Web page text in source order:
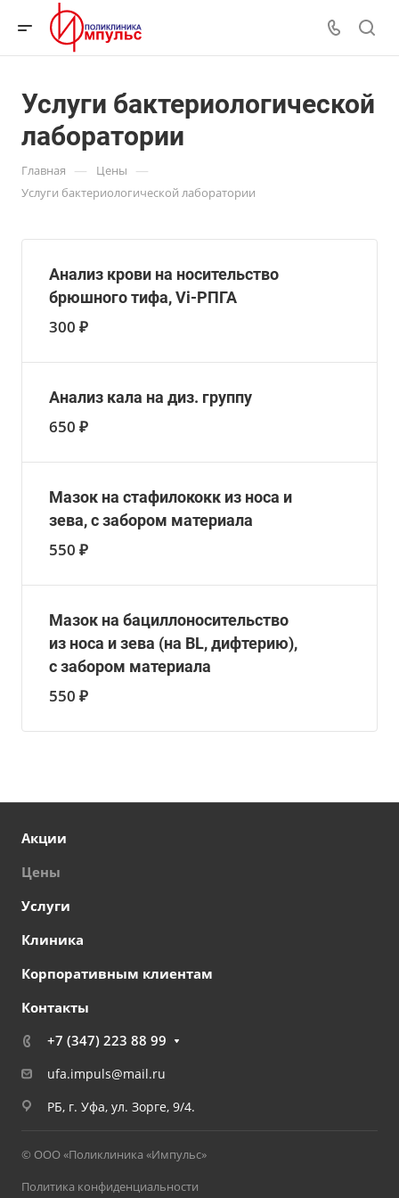
Услуги бактериологической
лаборатории
Главная — Цены —
Услуги бактериологической лаборатории
Анализ крови на носительство
брюшного тифа, Vi-РПГА
300 ₽
Анализ кала на диз. группу
650 ₽
Мазок на стафилококк из носа и
зева, с забором материала
550 ₽
Мазок на бациллоносительство
из носа и зева (на BL, дифтерию),
с забором материала
550 ₽
Акции
Цены
Услуги
Клиника
Корпоративным клиентам
Контакты
+7 (347) 223 88 99
ufa.impuls@mail.ru
РБ, г. Уфа, ул. Зорге, 9/4.
© ООО «Поликлиника «Импульс»
Политика конфиденциальности